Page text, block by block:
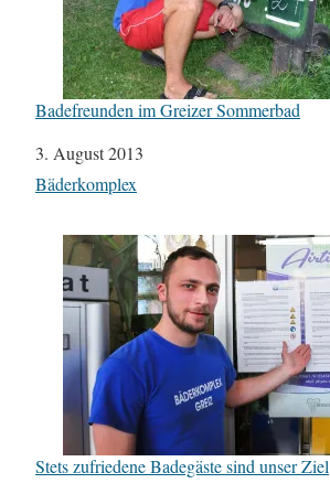
Badefreunden im Greizer Sommerbad
Datum
3. August 2013
In Bezug auf
Bäderkomplex
Stets zufriedene Badegäste sind unser Ziel